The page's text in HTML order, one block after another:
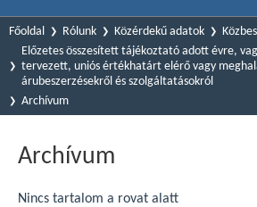
Főoldal Rólunk Közérdekű adatok
Előzetes összesített tájékoztató adott évre,
tervezett, uniós értékhatárt elérő vagy
árubeszerzésekről és szolgáltatásokról
Archívum
Archívum
Nincs tartalom a rovat alatt